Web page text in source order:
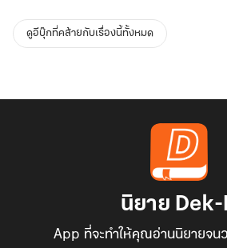
ดูอีบุ๊กที่คล้ายกับเรื่องนี้ทั้งหมด
นิยาย Dek-
App ที่จะทำให้คุณอ่านนิยายจน